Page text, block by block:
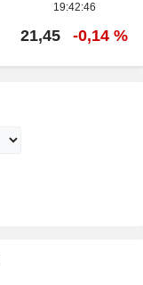
19:42:46
21,45 -0,14 %